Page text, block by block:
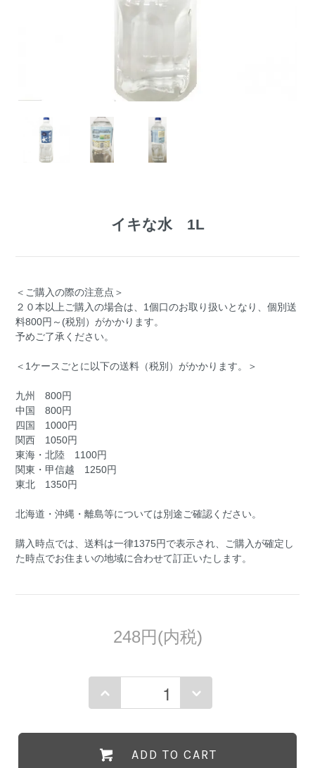
イキな水 1L
＜ご購入の際の注意点＞
２０本以上ご購入の場合は、1個口のお取り扱いとなり、個別送
料800円～(税別）がかかります。
予めご了承ください。
＜1ケースごとに以下の送料（税別）がかかります。＞
九州 800円
中国 800円
四国 1000円
関西 1050円
東海・北陸 1100円
関東・甲信越 1250円
東北 1350円
北海道・沖縄・離島等については別途ご確認ください。
購入時点では、送料は一律1375円で表示され、ご購入が確定し
た時点でお住まいの地域に合わせて訂正いたします。
248円(内税)
ADD TO CART